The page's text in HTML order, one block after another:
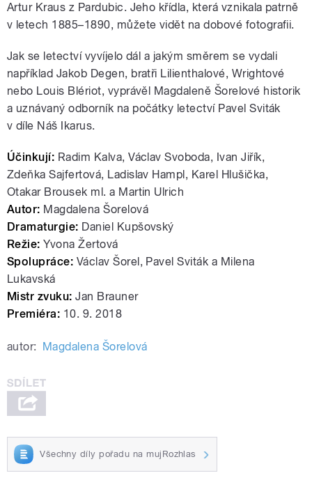
Artur Kraus z Pardubic. Jeho křídla, která vznikala patrně
v letech 1885–1890, můžete vidět na dobové fotografii.
Jak se letectví vyvíjelo dál a jakým směrem se vydali
například Jakob Degen, bratři Lilienthalové, Wrightové
nebo Louis Blériot, vyprávěl Magdaleně Šorelové historik
a uznávaný odborník na počátky letectví Pavel Sviták
v díle Náš Ikarus.
Účinkují: Radim Kalva, Václav Svoboda, Ivan Jiřík,
Zdeňka Sajfertová, Ladislav Hampl, Karel Hlušička,
Otakar Brousek ml. a Martin Ulrich
Autor: Magdalena Šorelová
Dramaturgie: Daniel Kupšovský
Režie: Yvona Žertová
Spolupráce: Václav Šorel, Pavel Sviták a Milena
Lukavská
Mistr zvuku: Jan Brauner
Premiéra: 10. 9. 2018
autor: Magdalena Šorelová
Všechny díly pořadu na mujRozhlas